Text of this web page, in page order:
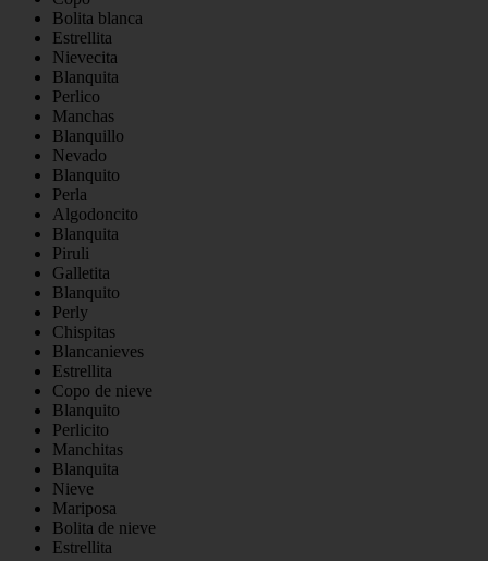
Bolita blanca
Estrellita
Nievecita
Blanquita
Perlico
Manchas
Blanquillo
Nevado
Blanquito
Perla
Algodoncito
Blanquita
Piruli
Galletita
Blanquito
Perly
Chispitas
Blancanieves
Estrellita
Copo de nieve
Blanquito
Perlicito
Manchitas
Blanquita
Nieve
Mariposa
Bolita de nieve
Estrellita